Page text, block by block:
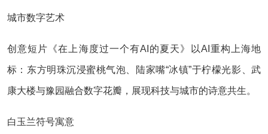
城市数字艺术‌
创意短片《在上海度过一个有AI的夏天》以AI重构上海地
标：东方明珠沉浸蜜桃气泡、陆家嘴“冰镇”于柠檬光影、武
康大楼与豫园融合数字花瓣，展现科技与城市的诗意共生‌。
白玉兰符号寓意‌